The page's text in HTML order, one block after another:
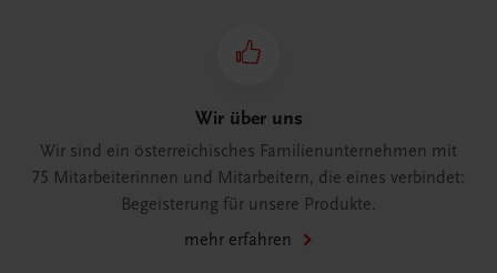
Wir über uns
Wir sind ein österreichisches Familienunternehmen mit
75 Mitarbeiterinnen und Mitarbeitern, die eines verbindet:
Begeisterung für unsere Produkte.
mehr erfahren